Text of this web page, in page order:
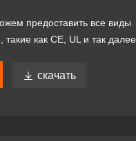
предоставить все виды
как CE, UL и так далее.
 скачать